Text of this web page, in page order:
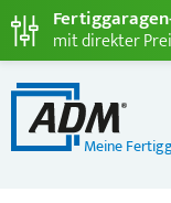
Meine
mit direkter